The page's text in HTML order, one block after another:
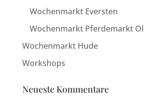
Wochenmarkt Eversten
Wochenmarkt Pferdemarkt
Wochenmarkt Hude
Workshops
Neueste Kommentare